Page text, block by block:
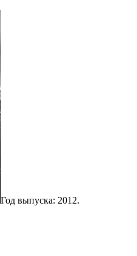
Год выпуска: 2012.